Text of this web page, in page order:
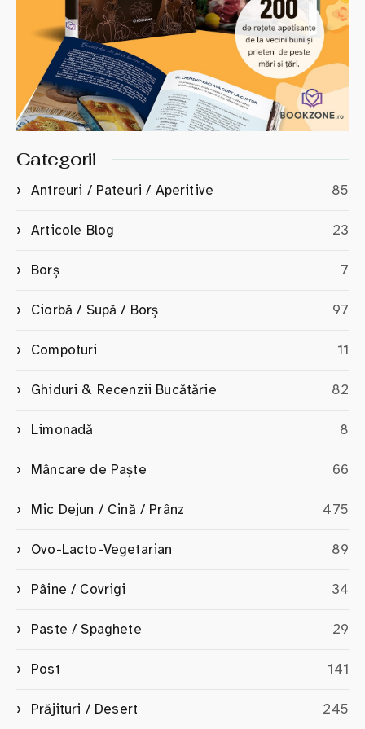
Categorii
Antreuri / Pateuri / Aperitive 85
Articole Blog 23
Borș 7
Ciorbă / Supă / Borș 97
Compoturi 11
Ghiduri & Recenzii Bucătărie 82
Limonadă 8
Mâncare de Paște 66
Mic Dejun / Cină / Prânz 475
Ovo-Lacto-Vegetarian 89
Pâine / Covrigi 34
Paste / Spaghete 29
Post 141
Prăjituri / Desert 245